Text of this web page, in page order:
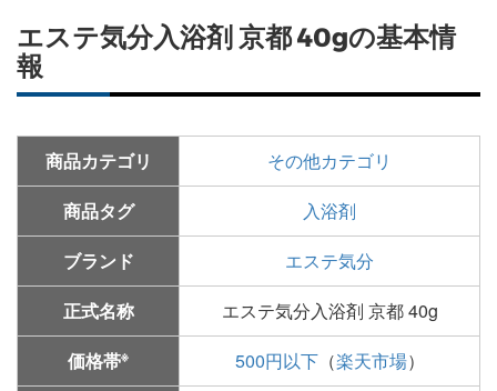
エステ気分入浴剤 京都 40gの基本情
報
商品カテゴリ
その他カテゴリ
商品タグ
入浴剤
ブランド
エステ気分
正式名称
エステ気分入浴剤 京都 40g
価格帯※ 500円以下（楽天市場）